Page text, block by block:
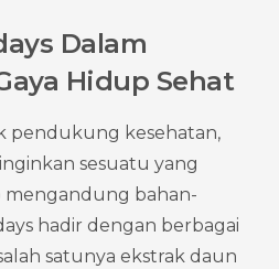
Dalam
Hidup Sehat
pendukung kesehatan,
sesuatu yang
bahan-
hadir dengan berbagai
satunya ekstrak daun